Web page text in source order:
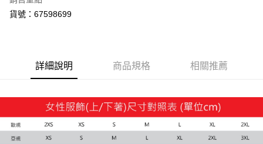
Google Pay
運送方式
每筆NT$100，滿NT$1,800(含以上)免運費
付款後7-11取貨
每筆NT$100，滿NT$1,800(含以上)免運費
貨號：67598699
詳細說明 商品規格 相關推薦